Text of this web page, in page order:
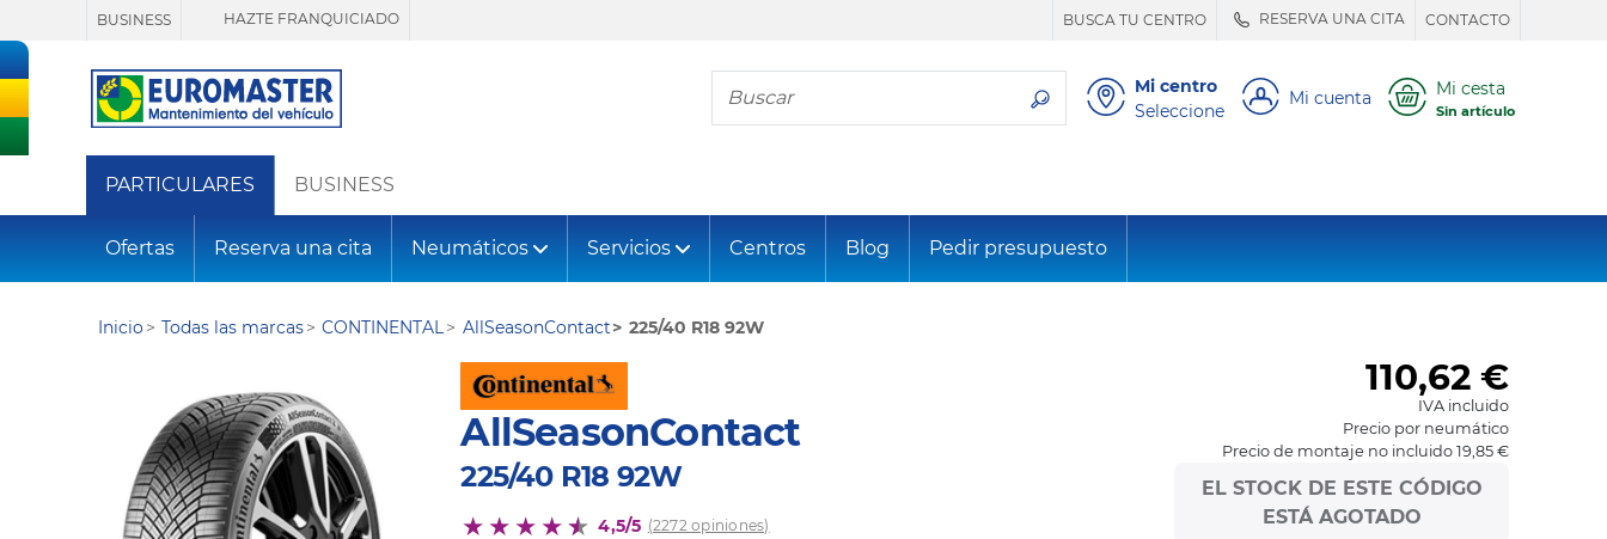
BUSINESS HAZTE FRANQUICIADO BUSCA TU CENTRO RESERVA UNA CITA CONTACTO
Busca tu neumático
Mi centro
Seleccione
Mi cuenta Mi cesta
Sin artículo
PARTICULARES BUSINESS
Ofertas Reserva una cita Neumáticos Servicios Centros Blog Pedir presupuesto
Inicio Todas las marcas CONTINENTAL AllSeasonContact 225/40 R18 92W
AllSeasonContact
225/40 R18 92W
4,5/5 (2272 opiniones)
110,62 €
IVA incluido
Precio por neumático
Precio de montaje no incluido 19,85 €
EL STOCK DE ESTE CÓDIGO
ESTÁ AGOTADO